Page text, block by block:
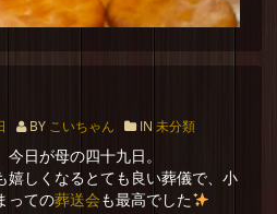
BY こいちゃん IN 未分類
日が母の四十九日。
嬉しくなるとても良い葬儀で、小
っての葬送会も最高でした